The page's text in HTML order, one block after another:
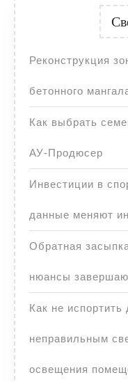
Реконструкция
бетонного
Как выбрать
АУ-Продюсер
Инвестиции в
данные меняют
Обратная
нюансы
Как не испортить
неправильным
освещения